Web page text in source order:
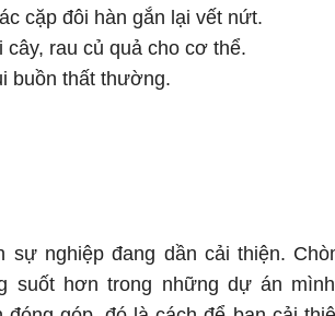
cặp đôi hàn gắn lại vết nứt.
rau củ quả cho cơ thể.
buồn thất thường.
sự nghiệp đang dần cải thiện.
suốt hơn trong những dự án